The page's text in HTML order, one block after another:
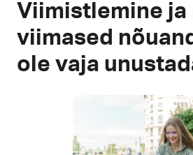
Viimistlemine ja
viimased
ole vaja